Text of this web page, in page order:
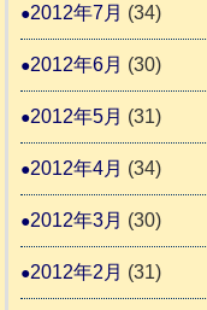
2012年7月 (34)
2012年6月 (30)
2012年5月 (31)
2012年4月 (34)
2012年3月 (30)
2012年2月 (31)